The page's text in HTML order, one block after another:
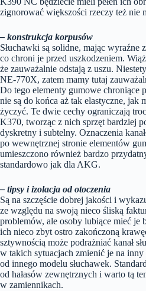
zignorować większości rzeczy też nie
– konstrukcja korpusów
Słuchawki są solidne, mając wyraźne
co chroni je przed uszkodzeniem.
że zauważalnie odstają z uszu.
NE-770X, zatem mamy tutaj
Do tego elementy gumowe chroniące
nie są do końca aż tak elastyczne, jak
życzyć. Te dwie cechy ograniczają
K370, tworząc z nich sprzęt bardziej
dyskretny i subtelny. Oznaczenia
po wewnętrznej stronie elementów
umieszczono również bardzo
standardowo jak dla AKG.
– tipsy i izolacja od otoczenia
Są na szczęście dobrej jakości i
ze względu na swoją nieco śliską
problemów, ale osoby lubiące mieć je
ich nieco zbyt ostro zakończoną
sztywnością może podrażniać kanał
w takich sytuacjach zmienić je na
od innego modelu słuchawek.
od hałasów zewnętrznych i warto tą
w zamiennikach.